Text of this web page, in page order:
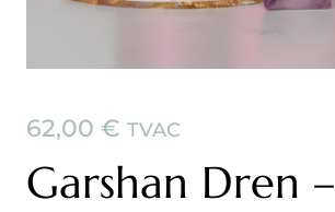
62,00 € TVAC
Garshan Dren –